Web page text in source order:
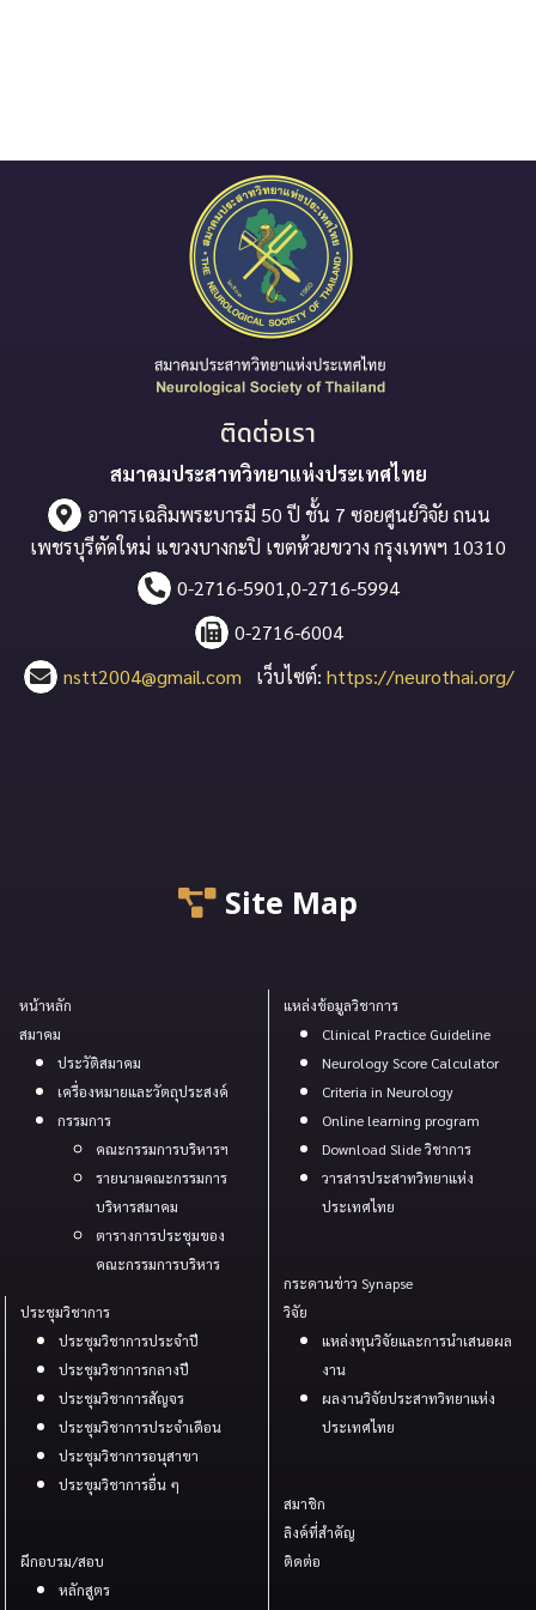
ติดต่อเรา
สมาคมประสาทวิทยาแห่งประเทศไทย
อาคารเฉลิมพระบารมี 50 ปี ชั้น 7 ซอยศูนย์วิจัย ถนน
เพชรบุรีตัดใหม่ แขวงบางกะปิ เขตห้วยขวาง กรุงเทพฯ 10310
0-2716-5901,0-2716-5994
0-2716-6004
nstt2004@gmail.com เว็บไซต์: https://neurothai.org/
Site Map
หน้าหลัก
สมาคม
ประวัติสมาคม
เครื่องหมายและวัตถุประสงค์
กรรมการ
คณะกรรมการบริหารฯ
รายนามคณะกรรมการ
บริหารสมาคม
ตารางการประชุมของ
คณะกรรมการบริหาร
แหล่งข้อมูลวิชาการ
Clinical Practice Guideline
Neurology Score Calculator
Criteria in Neurology
Online learning program
Download Slide วิชาการ
วารสารประสาทวิทยาแห่ง
ประเทศไทย
กระดานข่าว Synapse
ประชุมวิชาการ
ประชุมวิชาการประจำปี
ประชุมวิชาการกลางปี
ประชุมวิชาการสัญจร
ประชุมวิชาการประจำเดือน
ประชุมวิชาการอนุสาขา
ประขุมวิชาการอื่น ๆ
ผึกอบรม/สอบ
หลักสูตร
วิจัย
แหล่งทุนวิจัยและการนำเสนอผล
งาน
ผลงานวิจัยประสาทวิทยาแห่ง
ประเทศไทย
สมาชิก
ลิงค์ที่สำคัญ
ติดต่อ